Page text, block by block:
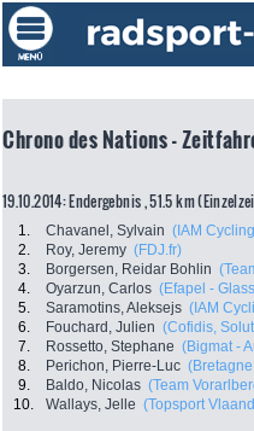
Chrono des Nations -
19.10.2014: Endergebnis , 51.5 km
1. Chavanel, Sylvain (IAM
2.
Roy, Jeremy (FDJ.fr)
3.
Borgersen, Reidar Bohlin
4.
Oyarzun, Carlos (Efapel -
5.
Saramotins, Aleksejs (IAM
6.
Fouchard, Julien (Cofidis,
7.
Rossetto, Stephane (Bigmat -
8.
Perichon, Pierre-Luc
9.
Baldo, Nicolas (Team
10.
Wallays, Jelle (Topsport